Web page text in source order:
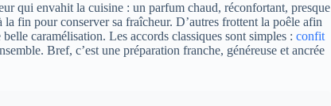
qui envahit la cuisine : un parfum chaud, réconfortant, presque
fin pour conserver sa fraîcheur. D’autres frottent la poêle afin
caramélisation. Les accords classiques sont simples : confit
Bref, c’est une préparation franche, généreuse et ancrée